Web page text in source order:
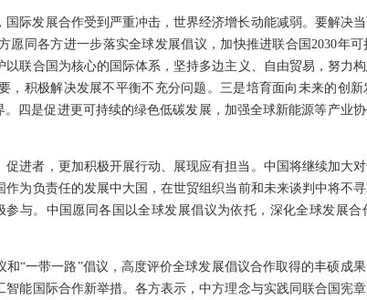
际发展合作受到严重冲击，世界经济增长动能减弱。要解决
愿同各方进一步落实全球发展倡议，加快推进联合国2030年
联合国为核心的国际体系，坚持多边主义、自由贸易，努力
，积极解决发展不平衡不充分问题。三是培育面向未来的创
四是促进更可持续的绿色低碳发展，加强全球新能源等产业
进者，更加积极开展行动、展现应有担当。中国将继续加大
为负责任的发展中大国，在世贸组织当前和未来谈判中将不
参与。中国愿同各国以全球发展倡议为依托，深化全球发展
“一带一路”倡议，高度评价全球发展倡议合作取得的丰硕成
能国际合作新举措。各方表示，中方理念与实践同联合国宪